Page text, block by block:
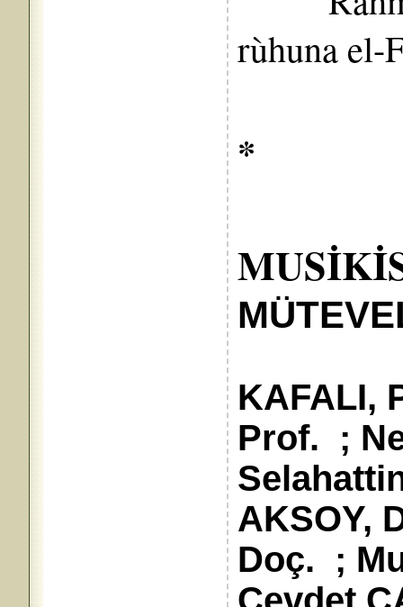
rùhuna el-
*
KAFALI,
Prof. ;
AKSOY,
Doç. ;